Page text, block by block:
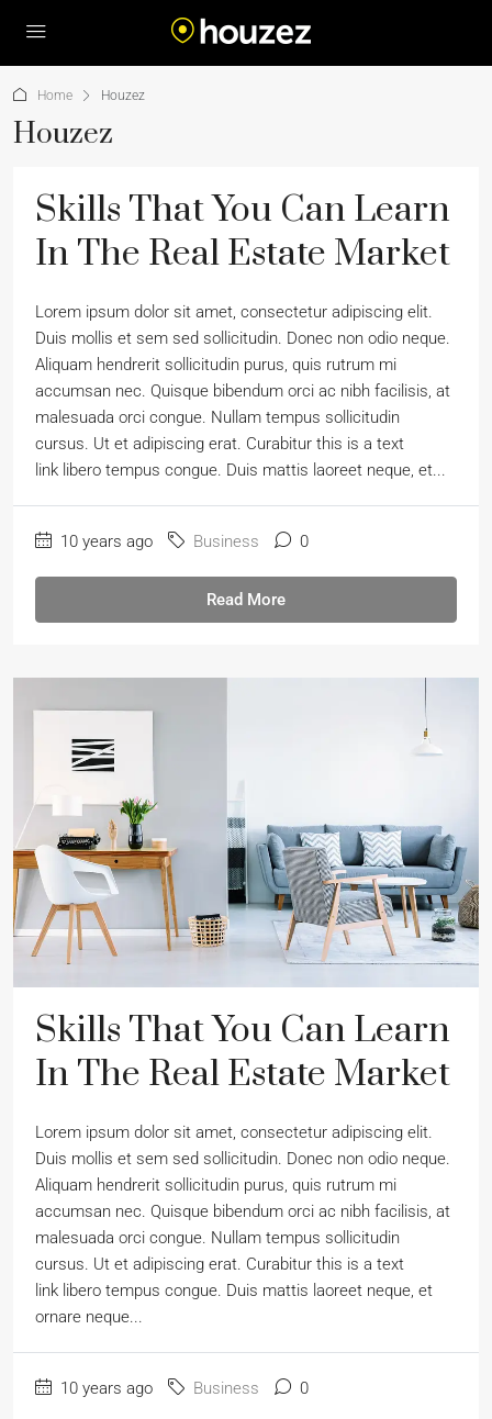
Home Houzez
Houzez
Skills That You Can Learn
In The Real Estate Market
Lorem ipsum dolor sit amet, consectetur adipiscing elit.
Duis mollis et sem sed sollicitudin. Donec non odio neque.
Aliquam hendrerit sollicitudin purus, quis rutrum mi
accumsan nec. Quisque bibendum orci ac nibh facilisis, at
malesuada orci congue. Nullam tempus sollicitudin
cursus. Ut et adipiscing erat. Curabitur this is a text
link libero tempus congue. Duis mattis laoreet neque, et...
10 years ago Business 0
Read More
Skills That You Can Learn
In The Real Estate Market
Lorem ipsum dolor sit amet, consectetur adipiscing elit.
Duis mollis et sem sed sollicitudin. Donec non odio neque.
Aliquam hendrerit sollicitudin purus, quis rutrum mi
accumsan nec. Quisque bibendum orci ac nibh facilisis, at
malesuada orci congue. Nullam tempus sollicitudin
cursus. Ut et adipiscing erat. Curabitur this is a text
link libero tempus congue. Duis mattis laoreet neque, et
ornare neque...
10 years ago Business 0